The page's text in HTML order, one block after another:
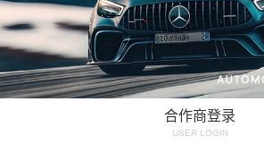
合作商登录
USER LOGIN